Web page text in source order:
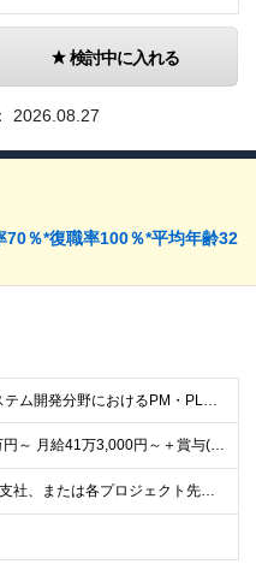
検討中に入れる
2026.08.27
％*復職率100％*平均年齢32
■学齢不問 ■システム開発分野におけるPM・PL経験2年以上及び開発実務経験 ※外国籍の方は対象外となります。 【休職歴（既往歴）がある方へ】 ・ご病気等により現職で休職期間がある場合は「すでに復職
■想定年収600万円～ 月給41万3,000円～＋賞与(2回) ※試用期間6カ月間中の雇用形態に差異はございません。 ※固定残業代（21時間分/5万8,000円～）を含みます。超過分は別途支給いたし
東京本社・大阪支社、または各プロジェクト先（1都3県、大阪府内）にて勤務となります。 ※勤務地は希望を考慮します。 ※転居を伴う転勤はありません。 ■東京勤務 東京本社または東京都・千葉県・埼玉県・